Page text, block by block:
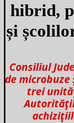
hibrid,
și
Consiliul
de microbuze
trei